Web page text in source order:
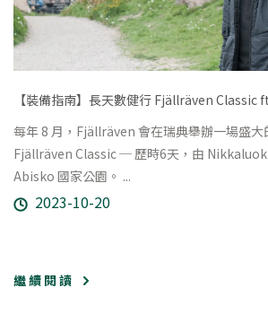
【裝備指南】長天數健行 Fjällräven Classic
每年 8 月，Fjällräven 會在瑞典舉辦一場盛
Fjällräven Classic ─ 歷時6天，由
Abisko 國家公園。 ...
2023-10-20
繼 續 閱 讀